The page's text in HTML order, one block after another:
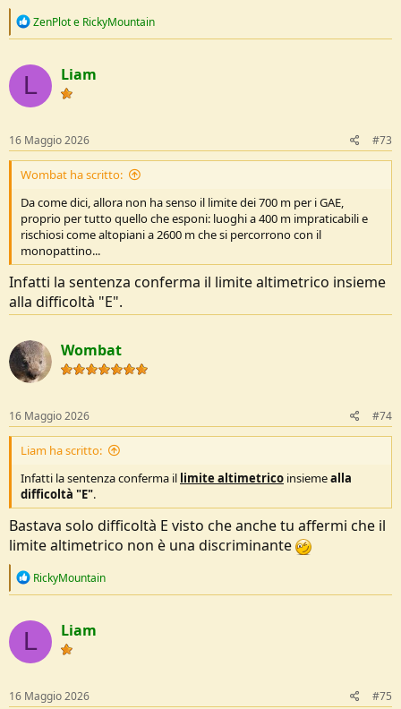
R
c
i
o
s
:
ZenPlote RickyMountain
L Liam
16 Maggio 2026 #73
Wombat ha scritto:
Da come dici, allora non ha senso il limite dei 700 m per i GAE,
proprio per tutto quello che esponi: luoghi a 400 m impraticabili e
rischiosi come altopiani a 2600 m che si percorrono con il
monopattino...
Infatti la sentenza conferma il limite altimetrico insieme
alla difficoltà "E".
Wombat
16 Maggio 2026 #74
Liam ha scritto:
Infatti la sentenza conferma il limite altimetrico insiemealla
difficoltà "E".
Bastava solo difficoltà E visto che anche tu affermi che il
limite altimetrico non è una discriminante
R
c
i
o
s
:
RickyMountain
L Liam
16 Maggio 2026 #75